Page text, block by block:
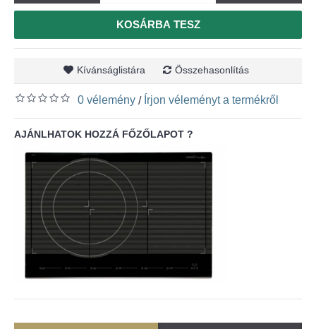
KOSÁRBA TESZ
Kívánságlistára Összehasonlítás
0 vélemény / Írjon véleményt a termékről
AJÁNLHATOK HOZZÁ FŐZŐLAPOT ?